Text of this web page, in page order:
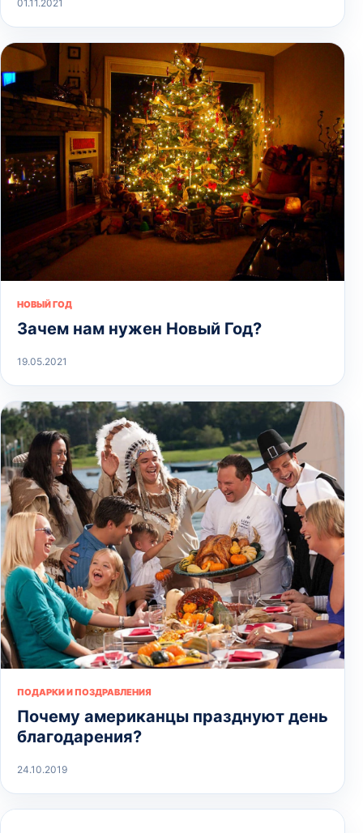
01.11.2021
НОВЫЙ ГОД
Зачем нам нужен Новый Год?
19.05.2021
ПОДАРКИ И ПОЗДРАВЛЕНИЯ
Почему американцы празднуют день
благодарения?
24.10.2019